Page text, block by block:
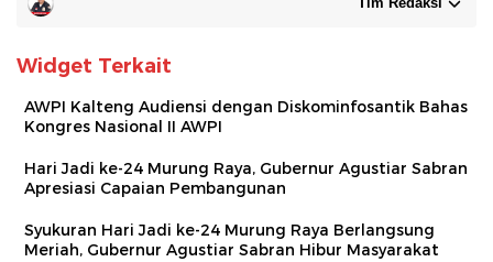
Widget Terkait
AWPI Kalteng Audiensi dengan Diskominfosantik Bahas
Kongres Nasional II AWPI
Hari Jadi ke-24 Murung Raya, Gubernur Agustiar Sabran
Apresiasi Capaian Pembangunan
Syukuran Hari Jadi ke-24 Murung Raya Berlangsung
Meriah, Gubernur Agustiar Sabran Hibur Masyarakat